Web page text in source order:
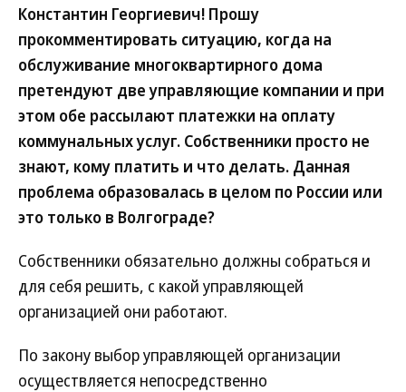
Константин Георгиевич! Прошу
прокомментировать ситуацию, когда на
обслуживание многоквартирного дома
претендуют две управляющие компании и при
этом обе рассылают платежки на оплату
коммунальных услуг. Собственники просто не
знают, кому платить и что делать. Данная
проблема образовалась в целом по России или
это только в Волгограде?
Собственники обязательно должны собраться и
для себя решить, с какой управляющей
организацией они работают.
По закону выбор управляющей организации
осуществляется непосредственно